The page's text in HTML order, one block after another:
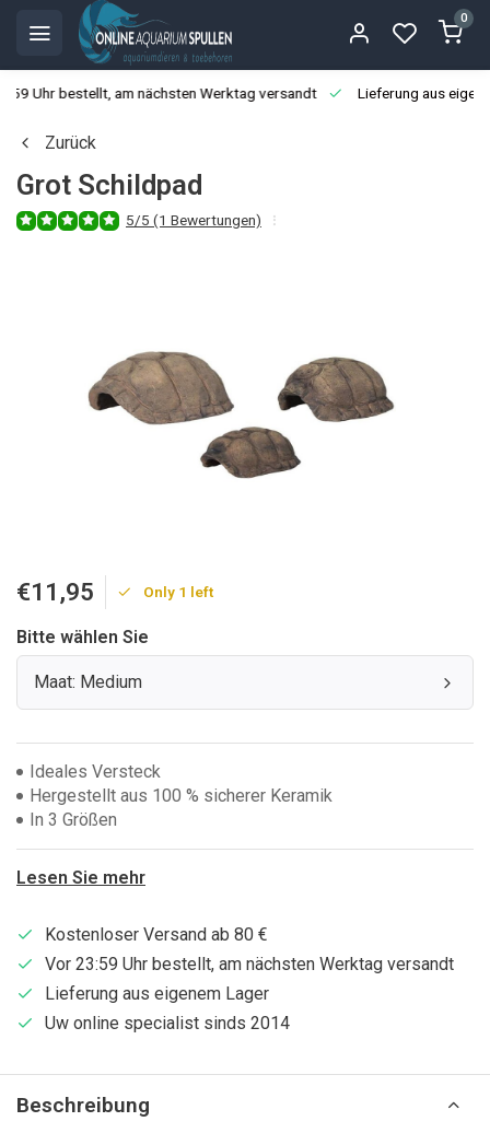
0
Uhr bestellt, am nächsten Werktag versandt Lieferung aus
Zurück
Grot Schildpad
5/5 (1 Bewertungen)
€11,95 Only 1 left
Bitte wählen Sie
Maat: Medium
Ideales Versteck
Hergestellt aus 100 % sicherer Keramik
In 3 Größen
Lesen Sie mehr
Kostenloser Versand ab 80 €
Vor 23:59 Uhr bestellt, am nächsten Werktag versandt
Lieferung aus eigenem Lager
Uw online specialist sinds 2014
Beschreibung